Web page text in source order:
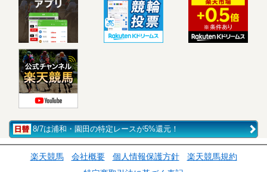
8/7は浦和・園田の特定レースが5%還元！
楽天競馬 会社概要 個人情報保護方針
楽天競馬規約